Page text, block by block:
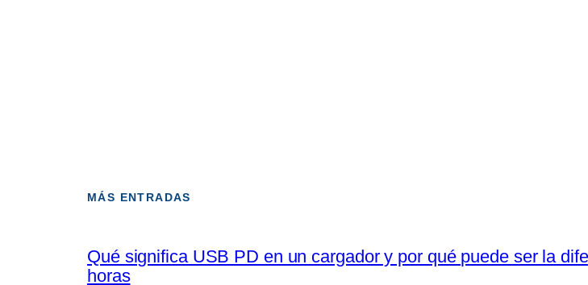
MÁS ENTRADAS
Qué significa USB PD en un cargador y por qué puede ser la
horas